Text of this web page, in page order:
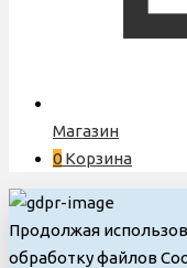
Магазин
0 Корзина
Продолжая
обработку файлов